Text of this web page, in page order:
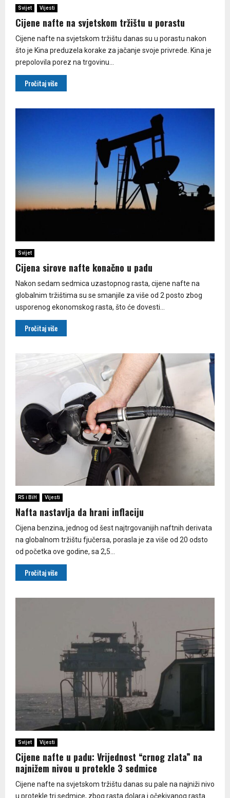
Svijet Vijesti
Cijene nafte na svjetskom tržištu u porastu
Cijene nafte na svjetskom tržištu danas su u porastu nakon
što je Kina preduzela korake za jačanje svoje privrede. Kina je
prepolovila porez na trgovinu...
Pročitaj više
Svijet
Cijena sirove nafte konačno u padu
Nakon sedam sedmica uzastopnog rasta, cijene nafte na
globalnim tržištima su se smanjile za više od 2 posto zbog
usporenog ekonomskog rasta, što će dovesti...
Pročitaj više
RS i BiH Vijesti
Nafta nastavlja da hrani inflaciju
Cijena benzina, jednog od šest najtrgovanijih naftnih derivata
na globalnom tržištu fjučersa, porasla je za više od 20 odsto
od početka ove godine, sa 2,5...
Pročitaj više
Svijet Vijesti
Cijene nafte u padu: Vrijednost “crnog zlata” na
najnižem nivou u protekle 3 sedmice
Cijene nafte na svjetskom tržištu danas su pale na najniži nivo
u protekle tri sedmice, zbog rasta dolara i očekivanog rasta